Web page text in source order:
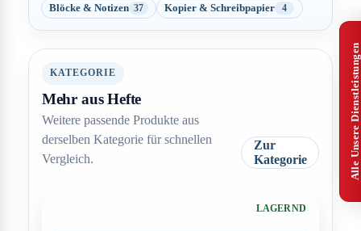
Blöcke & Notizen 37 Kopier & Schreibpapier 4
KATEGORIE
Mehr aus Hefte
Weitere passende Produkte aus
derselben Kategorie für schnellen
Vergleich.
Zur
Kategorie
LAGERND
Alle Unsere Dienstleistungen